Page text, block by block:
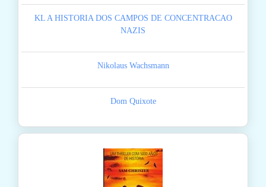
KL A HISTORIA DOS CAMPOS DE CONCENTRACAO
NAZIS
Nikolaus Wachsmann
Dom Quixote